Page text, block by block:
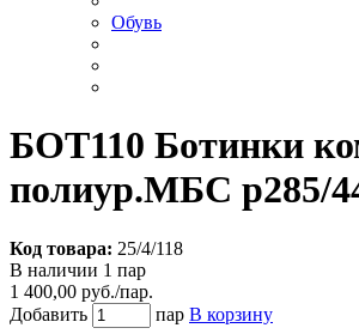
Обувь
БОТ110 Ботинки
полиур.МБС р285/
Код товара: 25/4/118
В наличии 1 пар
1 400,00 руб./пар.
Добавить
пар В корзину